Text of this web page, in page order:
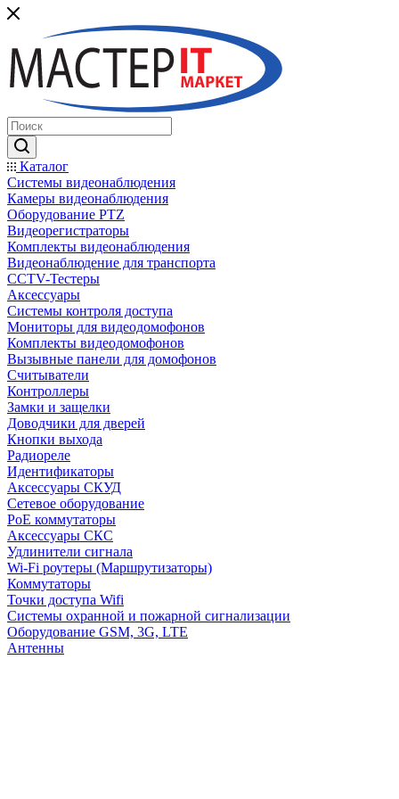
Каталог
Системы видеонаблюдения
Камеры видеонаблюдения
Оборудование PTZ
Видеорегистраторы
Комплекты видеонаблюдения
Видеонаблюдение для транспорта
CCTV-Тестеры
Аксессуары
Системы контроля доступа
Мониторы для видеодомофонов
Комплекты видеодомофонов
Вызывные панели для домофонов
Считыватели
Контроллеры
Замки и защелки
Доводчики для дверей
Кнопки выхода
Радиореле
Идентификаторы
Аксессуары СКУД
Сетевое оборудование
PoE коммутаторы
Аксессуары СКС
Удлинители сигнала
Wi-Fi роутеры (Маршрутизаторы)
Коммутаторы
Точки доступа Wifi
Системы охранной и пожарной сигнализации
Оборудование GSM, 3G, LTE
Антенны